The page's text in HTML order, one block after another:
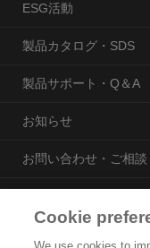
ESG活動
製品カタログ・SDS
製品サポート・Q＆A
お知らせ
お問い合わせ・ご相談
Cookie